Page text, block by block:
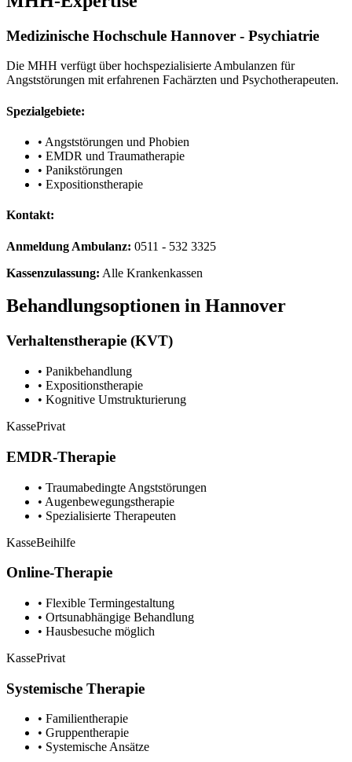
Medizinische Hochschule Hannover - Psychiatrie
Die MHH verfügt über hochspezialisierte Ambulanzen für
Angststörungen mit erfahrenen Fachärzten und Psychotherapeuten.
Spezialgebiete:
• Angststörungen und Phobien
• EMDR und Traumatherapie
• Panikstörungen
• Expositionstherapie
Kontakt:
Anmeldung Ambulanz: 0511 - 532 3325
Kassenzulassung: Alle Krankenkassen
Behandlungsoptionen in Hannover
Verhaltenstherapie (KVT)
• Panikbehandlung
• Expositionstherapie
• Kognitive Umstrukturierung
KassePrivat
EMDR-Therapie
• Traumabedingte Angststörungen
• Augenbewegungstherapie
• Spezialisierte Therapeuten
KasseBeihilfe
Online-Therapie
• Flexible Termingestaltung
• Ortsunabhängige Behandlung
• Hausbesuche möglich
KassePrivat
Systemische Therapie
• Familientherapie
• Gruppentherapie
• Systemische Ansätze